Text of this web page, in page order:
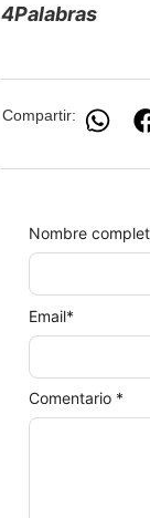
4Palabras
Compartir:
Comentario *
Nombre
Email*